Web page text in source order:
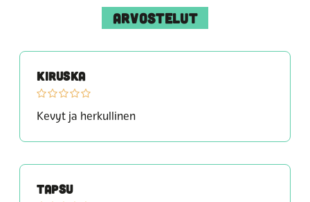
ARVOSTELUT
KIRUSKA
Kevyt ja herkullinen
TAPSU